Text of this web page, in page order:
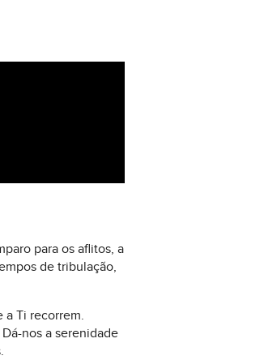
para os aflitos, a
de tribulação,
a Ti recorrem.
nos a serenidade